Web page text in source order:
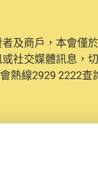
及商戶，本會僅
社交媒體訊息，
熱線2929 2222查